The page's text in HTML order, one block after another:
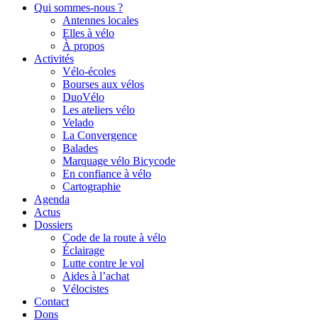
Qui sommes-nous ?
Antennes locales
Elles à vélo
À propos
Activités
Vélo-écoles
Bourses aux vélos
DuoVélo
Les ateliers vélo
Velado
La Convergence
Balades
Marquage vélo Bicycode
En confiance à vélo
Cartographie
Agenda
Actus
Dossiers
Code de la route à vélo
Éclairage
Lutte contre le vol
Aides à l’achat
Vélocistes
Contact
Dons